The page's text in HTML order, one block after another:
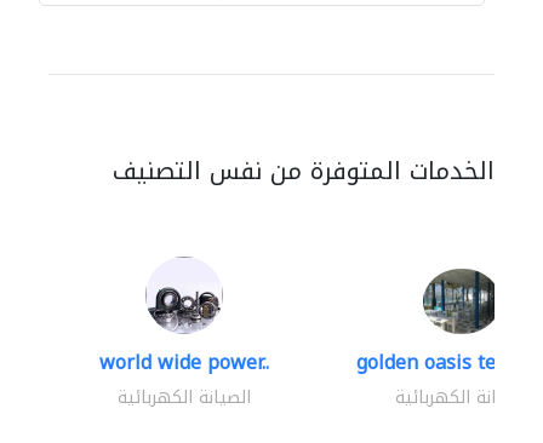
الخدمات المتوفرة من نفس التصنيف
world wide power..
الصيانة الكهربائية
golden oasis
الصيانة الكهربائية